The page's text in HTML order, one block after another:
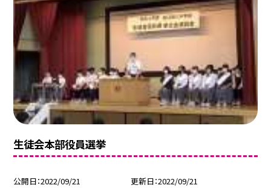
生徒会本部役員選挙
公開日 2022/09/21 更新日 2022/09/21